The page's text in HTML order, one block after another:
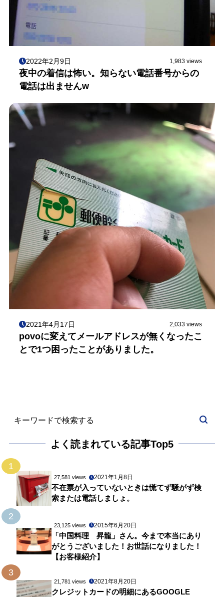
2022年2月9日 1,983 views
夜中の着信は怖い。知らない電話番号からの
電話は出ませんw
2021年4月17日 2,033 views
povoに変えてメールアドレスが無くなったこ
とで1つ困ったことがありました。
よく読まれている記事Top5
1
27,581 views 2021年1月8日
不在票が入っていないときは慌てず騒がず検
索または電話しましょ。
2
23,125 views 2015年6月20日
「中国料理 昇龍」さん。今まで本当にあり
がとうございました！お世話になりました！
【お客様紹介】
3
21,781 views 2021年8月20日
クレジットカードの明細にあるGOOGLE